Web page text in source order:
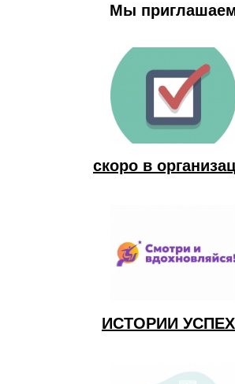
Мы
скоро в
ИСТОРИИ